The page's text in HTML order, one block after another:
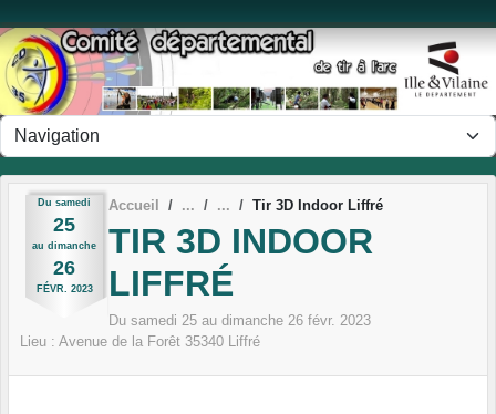
Du samedi
25
au dimanche
26
FÉVR. 2023
Accueil Tir 3D Indoor Liffré
TIR 3D INDOOR
LIFFRÉ
Du samedi 25 au dimanche 26 févr. 2023
Lieu : Avenue de la Forêt 35340 Liffré